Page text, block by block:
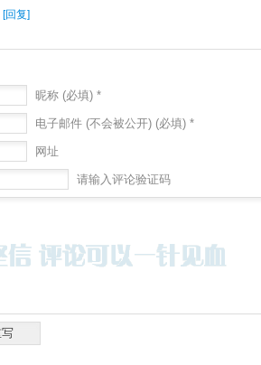
[回复]
昵称 (必填) *
电子邮件 (不会被公开) (必填) *
网址
请输入评论验证码